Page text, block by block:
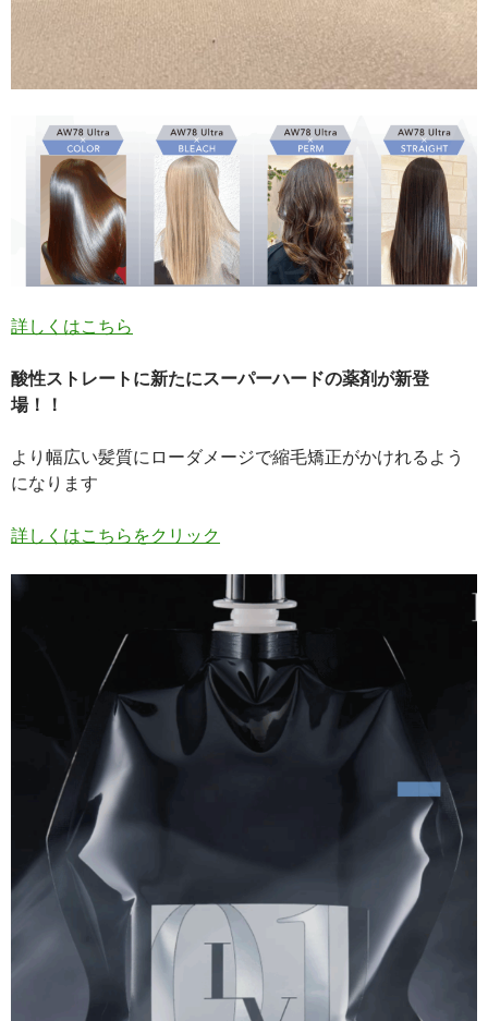
詳しくはこちら
酸性ストレートに新たにスーパーハードの薬剤が新登
場！！
より幅広い髪質にローダメージで縮毛矯正がかけれるよう
になります
詳しくはこちらをクリック